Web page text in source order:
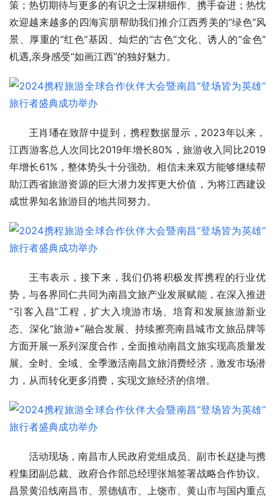
策；热切期待与更多的有识之士深耕细作、携手奋进；热忱
欢迎越来越多的四海宾朋帮助我们推介江西秀美的“绿色”风
景、厚重的“红色”基因、灿烂的“古色”文化、诱人的“金色”
机遇,亲身感受“如画江西”的独好魅力。
王肖璠在致辞中提到，携程数据显示，2023年以来，
江西游客总人次同比2019年增长80%，旅游收入同比2019
年增长61%，整体势头十分强劲。相信未来双方能够继续帮
助江西省旅游资源的巨大潜力发挥更大价值，为将江西建设
成世界知名旅游目的地共同努力。
王韦表示，接下来，我们仍将积极发挥携程的行业优
势，与各界同仁共同为南昌文旅产业发展赋能，在深入推进
“引客入昌”工程，扩大入境游市场、培育和发展旅游新业
态、深化“旅游+”融合发展、持续擦亮南昌城市文旅品牌等
方面开展一系列深度合作，全面推动南昌文旅实现高质量发
展。全时、全域、全季激活南昌文旅消费经济，激发市场潜
力，从而转化更多消费，实现文旅经济的倍增。
活动现场，南昌市人民政府党组成员、副市长赵捷与携
程集团副总裁、政府合作部总经理张旭签署战略合作协议。
昌景黄沿线南昌市、景德镇市、上饶市、黄山市与国内重点